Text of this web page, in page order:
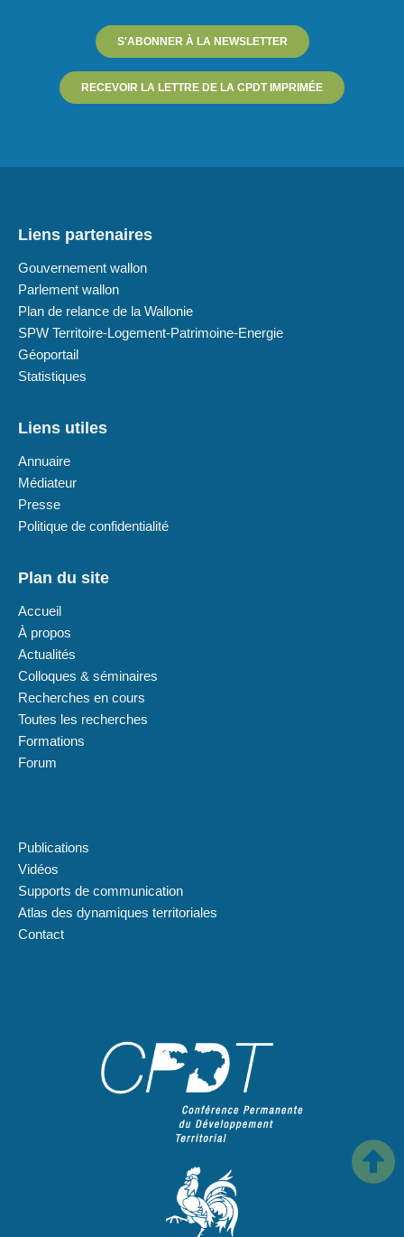
S'ABONNER À LA NEWSLETTER
RECEVOIR LA LETTRE DE LA CPDT IMPRIMÉE
Liens partenaires
Gouvernement wallon
Parlement wallon
Plan de relance de la Wallonie
SPW Territoire-Logement-Patrimoine-Energie
Géoportail
Statistiques
Liens utiles
Annuaire
Médiateur
Presse
Politique de confidentialité
Plan du site
Accueil
À propos
Actualités
Colloques & séminaires
Recherches en cours
Toutes les recherches
Formations
Forum
Publications
Vidéos
Supports de communication
Atlas des dynamiques territoriales
Contact